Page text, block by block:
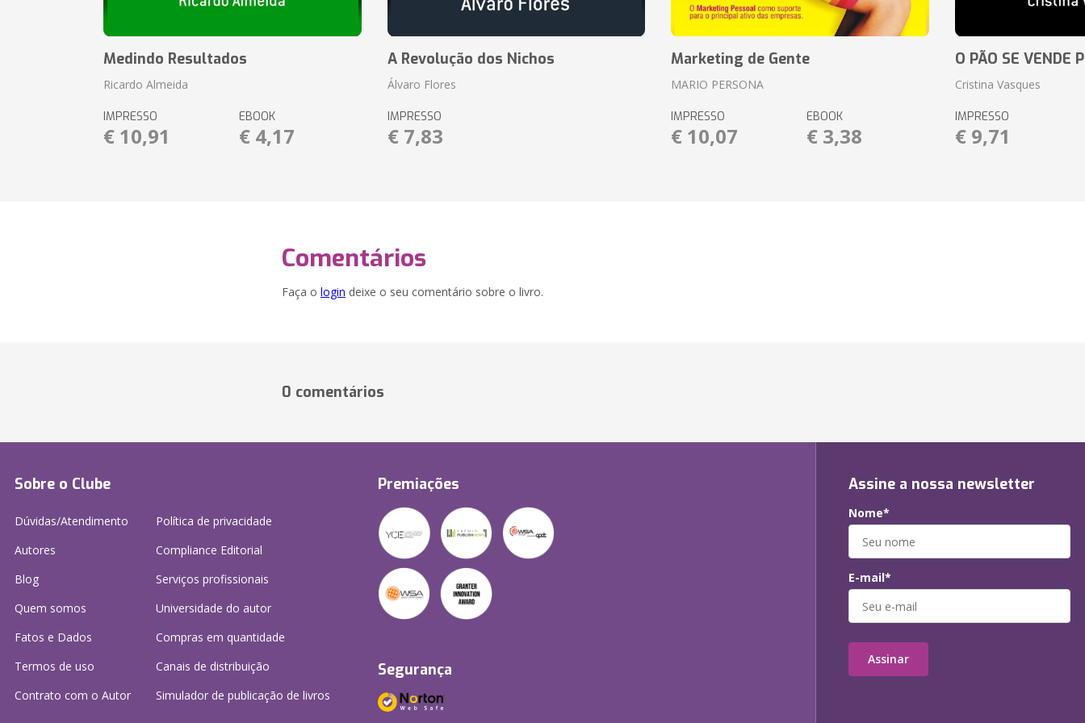
Medindo Resultados
Ricardo Almeida
IMPRESSO
€ 10,91
EBOOK
€ 4,17
A Revolução dos Nichos
Álvaro Flores
IMPRESSO
€ 7,83
Marketing de Gente
MARIO PERSONA
IMPRESSO
€ 10,07
EBOOK
€ 3,38
O PÃO SE VENDE
Cristina Vasques
IMPRESSO
€ 9,71
Comentários
Faça o login deixe o seu comentário sobre o livro.
0 comentários
Sobre o Clube
Dúvidas/Atendimento
Autores
Blog
Quem somos
Fatos e Dados
Termos de uso
Contrato com o Autor
Política de privacidade
Compliance Editorial
Serviços profissionais
Universidade do autor
Compras em quantidade
Canais de distribuição
Simulador de publicação de livros
Premiações
Segurança
Assine a nossa newsletter
Nome*
E-mail*
Assinar